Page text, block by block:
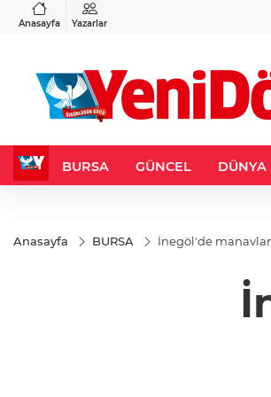
Anasayfa Yazarlar
%-0,22
BURSA GÜNCEL DÜNYA
Anasayfa BURSA İnegöl'de